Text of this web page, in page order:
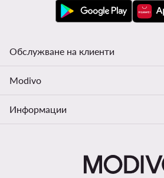
Обслужване на клиенти
Modivo
Информации